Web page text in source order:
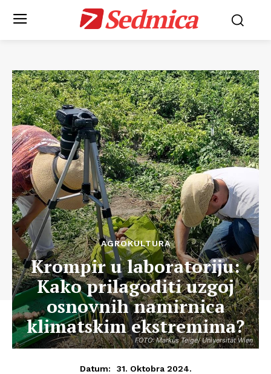
Sedmica
FOTO: Markus Teige/ Universität Wien
AGROKULTURA
Krompir u laboratoriju:
Kako prilagoditi uzgoj
osnovnih namirnica
klimatskim ekstremima?
Datum: 31. Oktobra 2024.